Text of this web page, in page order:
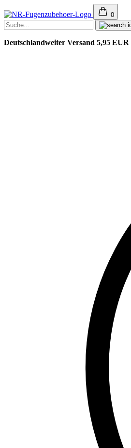
0
Deutschlandweiter Versand 5,95 EUR